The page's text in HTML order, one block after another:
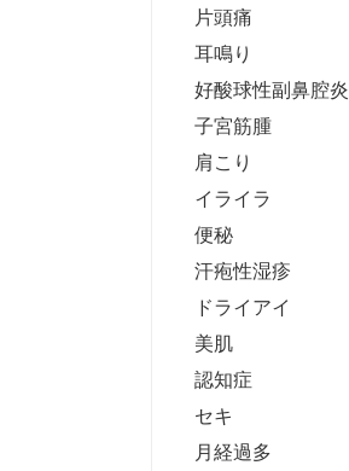
片頭痛
耳鳴り
好酸球性副鼻腔炎
子宮筋腫
肩こり
イライラ
便秘
汗疱性湿疹
ドライアイ
美肌
認知症
セキ
月経過多